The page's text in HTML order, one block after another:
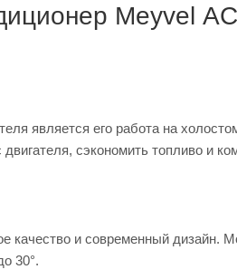
Meyvel
является его работа на
сэкономить топливо и
качество и современный дизайн.
30°.